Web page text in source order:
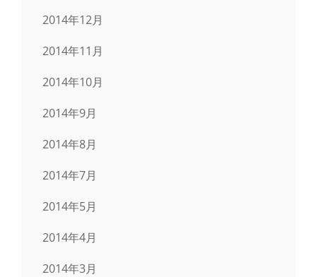
2014年12月
2014年11月
2014年10月
2014年9月
2014年8月
2014年7月
2014年5月
2014年4月
2014年3月